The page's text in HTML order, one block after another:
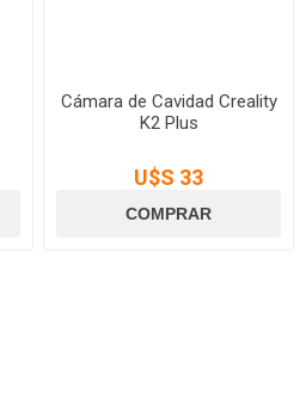
Cámara de Cavidad Creality
K2 Plus
U$S 33